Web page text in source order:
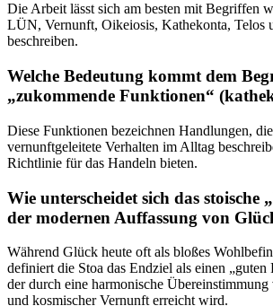
Die Arbeit lässt sich am besten mit Begriffen
LÜN, Vernunft, Oikeiosis, Kathekonta, Telos
beschreiben.
Welche Bedeutung kommt dem
„zukommende Funktionen“
Diese Funktionen bezeichnen Handlungen,
vernunftgeleitete Verhalten im Alltag
Richtlinie für das Handeln bieten.
Wie unterscheidet sich das stoische
der modernen Auffassung von
Während Glück heute oft als bloßes
definiert die Stoa das Endziel als einen „guten
der durch eine harmonische
und kosmischer Vernunft erreicht wird.